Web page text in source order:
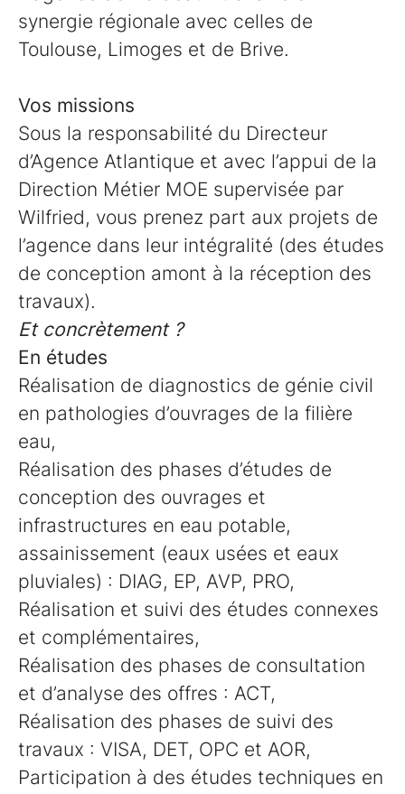
synergie régionale avec celles de
Toulouse, Limoges et de Brive.
Vos missions
Sous la responsabilité du Directeur
d’Agence Atlantique et avec l’appui de la
Direction Métier MOE supervisée par
Wilfried, vous prenez part aux projets de
l’agence dans leur intégralité (des études
de conception amont à la réception des
travaux).
Et concrètement ?
En études
Réalisation de diagnostics de génie civil
en pathologies d’ouvrages de la filière
eau,
Réalisation des phases d’études de
conception des ouvrages et
infrastructures en eau potable,
assainissement (eaux usées et eaux
pluviales) : DIAG, EP, AVP, PRO,
Réalisation et suivi des études connexes
et complémentaires,
Réalisation des phases de consultation
et d’analyse des offres : ACT,
Réalisation des phases de suivi des
travaux : VISA, DET, OPC et AOR,
Participation à des études techniques en